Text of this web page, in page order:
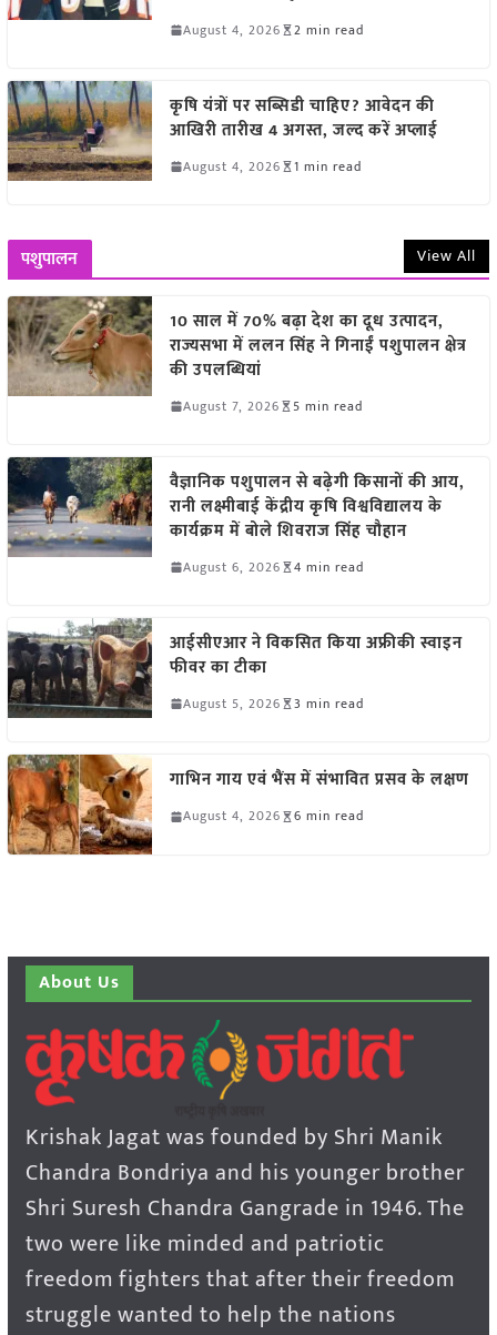
August 4, 2026 2 min read
कृषि यंत्रों पर सब्सिडी चाहिए? आवेदन की
आखिरी तारीख 4 अगस्त, जल्द करें अप्लाई
August 4, 2026 1 min read
पशुपालन View All
10 साल में 70% बढ़ा देश का दूध उत्पादन,
राज्यसभा में ललन सिंह ने गिनाईं पशुपालन क्षेत्र
की उपलब्धियां
August 7, 2026 5 min read
वैज्ञानिक पशुपालन से बढ़ेगी किसानों की आय,
रानी लक्ष्मीबाई केंद्रीय कृषि विश्वविद्यालय के
कार्यक्रम में बोले शिवराज सिंह चौहान
August 6, 2026 4 min read
आईसीएआर ने विकसित किया अफ्रीकी स्वाइन
फीवर का टीका
August 5, 2026 3 min read
गाभिन गाय एवं भैंस में संभावित प्रसव के लक्षण
August 4, 2026 6 min read
About Us
Krishak Jagat was founded by Shri Manik
Chandra Bondriya and his younger brother
Shri Suresh Chandra Gangrade in 1946. The
two were like minded and patriotic
freedom fighters that after their freedom
struggle wanted to help the nations